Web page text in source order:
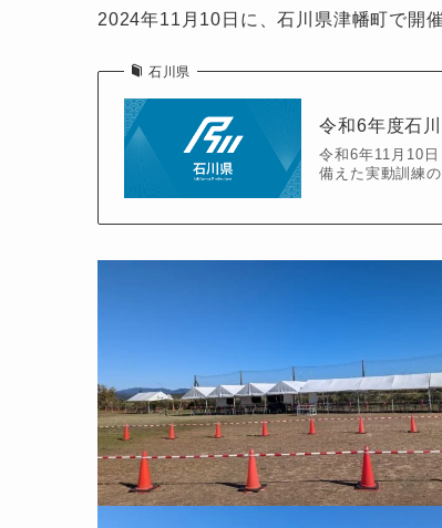
2024年11月10日に、石川県津幡町で開
石川県
令和6年度石
令和6年11月10
備えた実動訓練